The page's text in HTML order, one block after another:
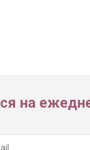
на